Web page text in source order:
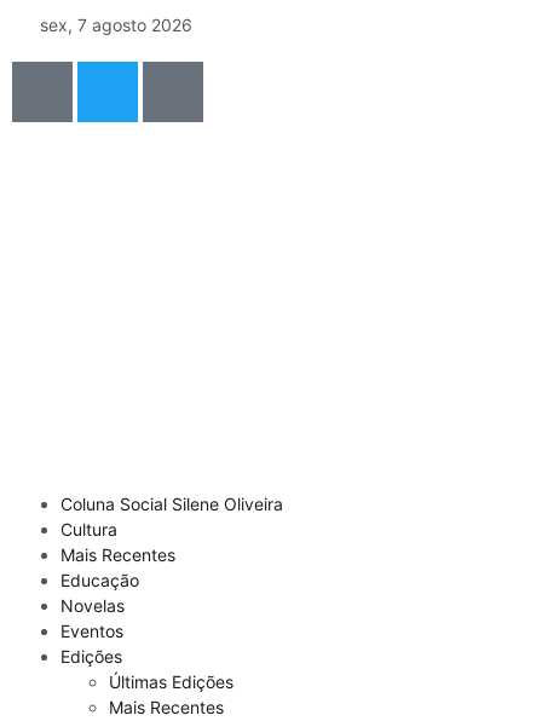
sex, 7 agosto 2026
Coluna Social Silene Oliveira
Cultura
Mais Recentes
Educação
Novelas
Eventos
Edições
Últimas Edições
Mais Recentes